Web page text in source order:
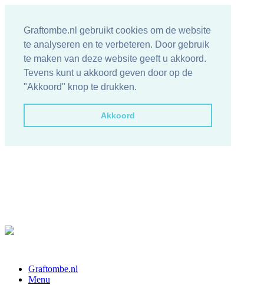
Graftombe.nl gebruikt cookies om de website
te analyseren en te verbeteren. Door gebruik
te maken van deze website geeft u akkoord.
Tevens kunt u akkoord geven door op de
"Akkoord" knop te drukken.
Akkoord
Graftombe.nl
Menu